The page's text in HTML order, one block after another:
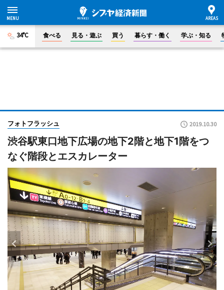
34°C 食べる 見る・遊ぶ 買う 暮らす・働く 学ぶ・知る
フォトフラッシュ 2019.10.30
渋谷駅東口地下広場の地下2階と地下1階をつ
なぐ階段とエスカレーター